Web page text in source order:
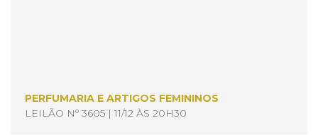
PERFUMARIA E ARTIGOS FEMININOS
LEILÃO Nº 3605 | 11/12 ÀS 20H30